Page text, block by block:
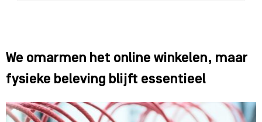
We omarmen het online winkelen, maar
fysieke beleving blijft essentieel